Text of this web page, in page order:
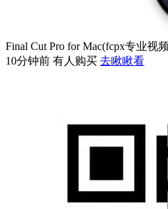
Final Cut Pro for Mac(fcpx专业视
10分钟前 有人购买 去瞅瞅看